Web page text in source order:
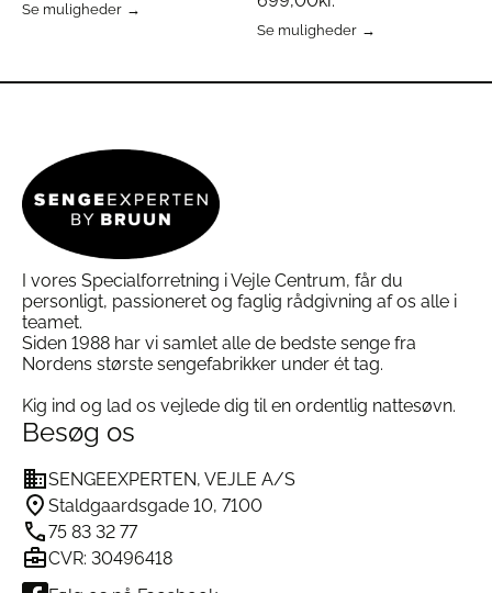
Specifikationer:
Konstruktion:3-lags for optimal støtte og
blødhed
Varianter:Lav (350 g), Mellem (500 g), Høj (650
Certificering:Oeko-Tex 100 – Fri for skadelige
kemikalier
Se udvalget af dun Hovedpuder fraRingsted Dun
Læs vores guide til valg af hovedpudeher
Se muligheder
flere
vælges
på
varesiden
Se muligheder
har
I vores Specialforretning i Vejle Centrum, får du
personligt, passioneret og faglig rådgivning af os alle i
teamet.
Siden 1988 har vi samlet alle de bedste senge fra
Nordens største sengefabrikker under ét tag.
Kig ind og lad os vejlede dig til en ordentlig nattesøvn.
Besøg os
SENGEEXPERTEN, VEJLE A/S
Staldgaardsgade 10, 7100
75 83 32 77
CVR: 30496418